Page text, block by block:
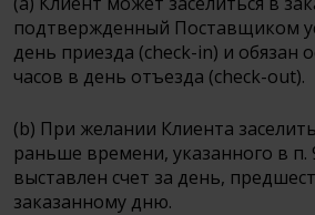
подтвержденный Поставщиком
день приезда (check-in) и обязан
часов в день отъезда (check-out).
(b) При желании Клиента
раньше времени, указанного в п.
выставлен счет за день,
заказанному дню.